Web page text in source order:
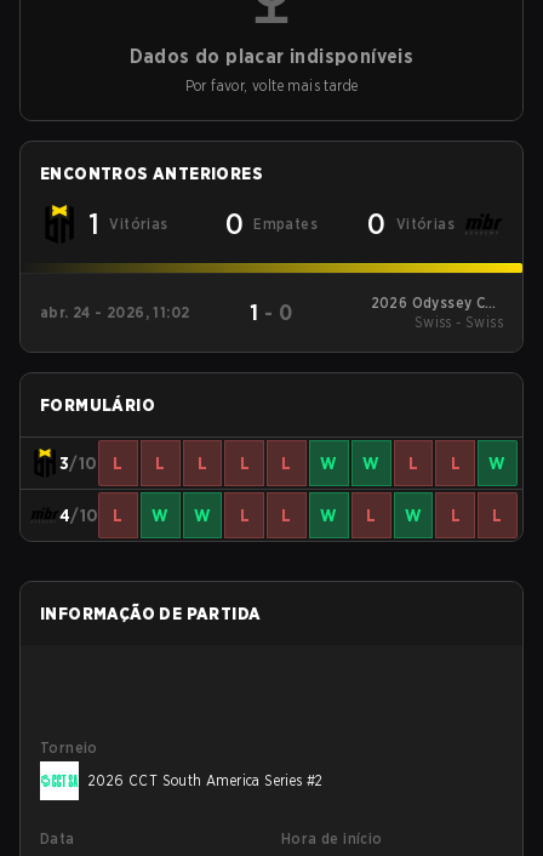
Dados do placar indisponíveis
Por favor, volte mais tarde
ENCONTROS ANTERIORES
1 Vitórias 0 Empates 0 Vitórias
abr. 24 - 2026, 11:02 1 - 0
2026 Odyssey Cup
Brazil
Swiss - Swiss
FORMULÁRIO
3/10 L L L L L W W L L W
4/10 L W W L L W L W L L
INFORMAÇÃO DE PARTIDA
Torneio
2026 CCT South America Series #2
Data
Hora de início